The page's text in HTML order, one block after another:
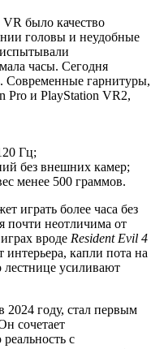
было качество
головы и неудобные
часы. Сегодня
Современные гарнитуры,
Pro и PlayStation VR2,
Гц;
без внешних камер;
менее 500 граммов.
играть более часа без
почти неотличима от
вроде Resident Evil 4
капли пота на
усиливают
2024 году, стал первым
сочетает
с